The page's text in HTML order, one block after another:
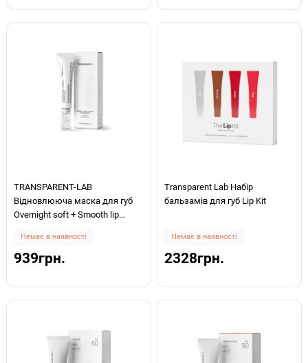
TRANSPARENT-LAB
Відновлююча маска для губ
Overnight soft + Smooth lip
Немає в наявності
939грн.
Transparent Lab Набір
бальзамів для губ Lip Kit
Немає в наявності
2328грн.